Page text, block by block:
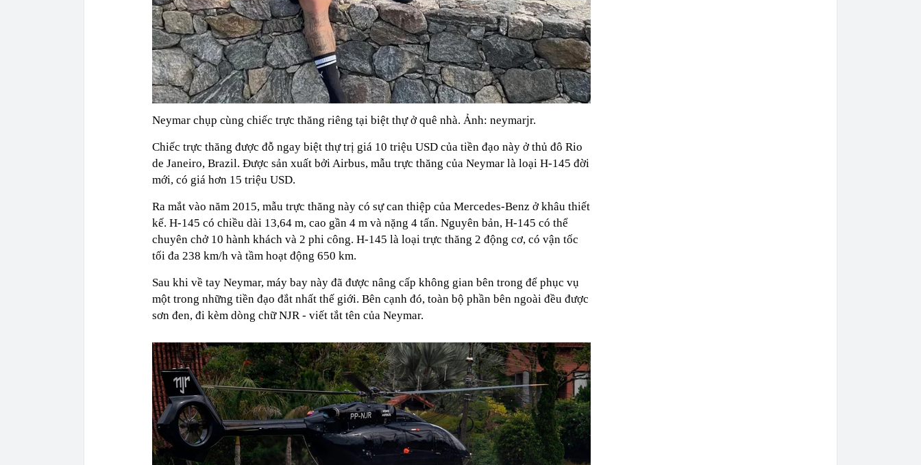
Neymar chụp cùng chiếc trực thăng riêng tại biệt thự ở quê nhà. Ảnh: neymarjr.
Chiếc trực thăng được đỗ ngay biệt thự trị giá 10 triệu USD của tiền đạo này ở thủ đô Rio
de Janeiro, Brazil. Được sản xuất bởi Airbus, mẫu trực thăng của Neymar là loại H-145 đời
mới, có giá hơn 15 triệu USD.
Ra mắt vào năm 2015, mẫu trực thăng này có sự can thiệp của Mercedes-Benz ở khâu thiết
kế. H-145 có chiều dài 13,64 m, cao gần 4 m và nặng 4 tấn. Nguyên bản, H-145 có thể
chuyên chở 10 hành khách và 2 phi công. H-145 là loại trực thăng 2 động cơ, có vận tốc
tối đa 238 km/h và tầm hoạt động 650 km.
Sau khi về tay Neymar, máy bay này đã được nâng cấp không gian bên trong để phục vụ
một trong những tiền đạo đắt nhất thế giới. Bên cạnh đó, toàn bộ phần bên ngoài đều được
sơn đen, đi kèm dòng chữ NJR - viết tắt tên của Neymar.